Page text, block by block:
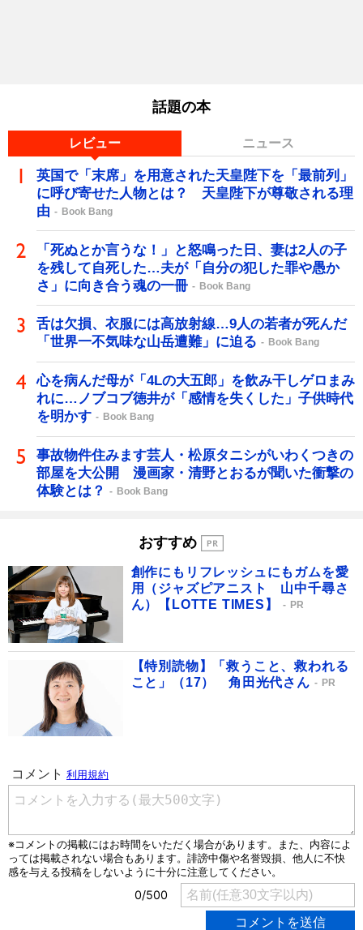
話題の本
レビュー ニュース
英国で「末席」を用意された天皇陛下を「最前列」
に呼び寄せた人物とは？ 天皇陛下が尊敬される理
由
Book Bang
「死ぬとか言うな！」と怒鳴った日、妻は2人の子
を残して自死した…夫が「自分の犯した罪や愚か
さ」に向き合う魂の一冊
Book Bang
舌は欠損、衣服には高放射線…9人の若者が死んだ
「世界一不気味な山岳遭難」に迫る
Book Bang
心を病んだ母が「4Lの大五郎」を飲み干しゲロまみ
れに…ノブコブ徳井が「感情を失くした」子供時代
を明かす
Book Bang
事故物件住みます芸人・松原タニシがいわくつきの
部屋を大公開 漫画家・清野とおるが聞いた衝撃の
体験とは？
Book Bang
おすすめ
創作にもリフレッシュにもガムを愛
用（ジャズピアニスト 山中千尋さ
ん）【LOTTE TIMES】
PR
【特別読物】「救うこと、救われる
こと」（17） 角田光代さん
PR